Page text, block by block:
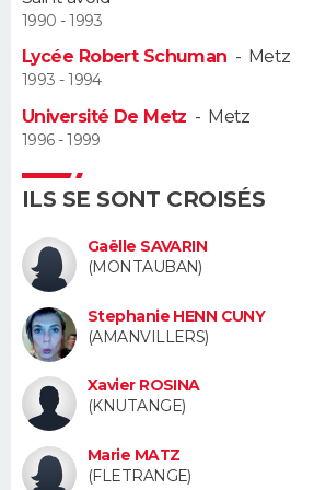
VOYAGE
BONS PLANS
CARTE DE VOEUX
Carte de Noël
Carte Bonne année
Carte Saint-Valentin
Carte Pâques
Carte d'anniversaire
DICTIONNAIRE
Dictionnaire
Biographies
Citations
Expressions
Proverbes
PROGRAMME TV
COPAINS D'AVANT
S'inscrire
Se connecter
Lycées
Collèges
Primaires
Universités
Entreprises
Service militaire
Avis de recherche
AVIS DE DÉCÈS
1990 - 1993
Lycée Robert Schuman - Metz
1993 - 1994
Université De Metz - Metz
1996 - 1999
ILS SE SONT CROISÉS
Gaëlle SAVARIN
(MONTAUBAN)
Stephanie HENN CUNY
(AMANVILLERS)
Xavier ROSINA
(KNUTANGE)
Marie MATZ
(FLETRANGE)